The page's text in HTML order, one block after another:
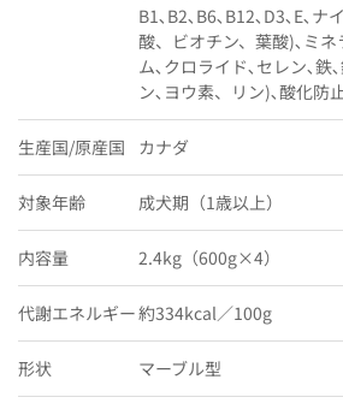
B1､B2､B6､B12､D3､E､ナ
酸、ビオチン、葉酸)､ミ
ム､クロライド､セレン､鉄
ン､ヨウ素、リン)､酸化防
生産国/原産国 カナダ
対象年齢 成犬期（1歳以上）
内容量 2.4kg（600g×4）
代謝エネルギー約334kcal／100g
形状 マーブル型